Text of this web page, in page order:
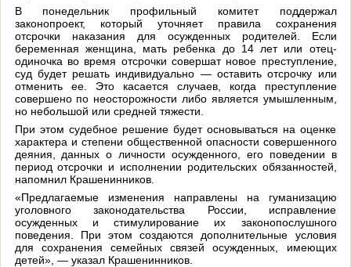
В понедельник профильный комитет поддержал
законопроект, который уточняет правила сохранения
отсрочки наказания для осужденных родителей. Если
беременная женщина, мать ребенка до 14 лет или отец-
одиночка во время отсрочки совершат новое преступление,
суд будет решать индивидуально — оставить отсрочку или
отменить ее. Это касается случаев, когда преступление
совершено по неосторожности либо является умышленным,
но небольшой или средней тяжести.
При этом судебное решение будет основываться на оценке
характера и степени общественной опасности совершенного
деяния, данных о личности осужденного, его поведении в
период отсрочки и исполнении родительских обязанностей,
напомнил Крашенинников.
«Предлагаемые изменения направлены на гуманизацию
уголовного законодательства России, исправление
осужденных и стимулирование их законопослушного
поведения. При этом создаются дополнительные условия
для сохранения семейных связей осужденных, имеющих
детей», — указал Крашенинников.